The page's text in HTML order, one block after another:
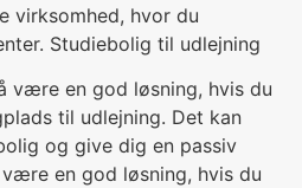
virksomhed, hvor du
Studiebolig til udlejning
være en god løsning, hvis du
til udlejning. Det kan
og give dig en passiv
en god løsning, hvis du